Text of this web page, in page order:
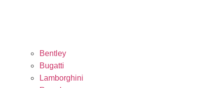
Bentley
Bugatti
Lamborghini